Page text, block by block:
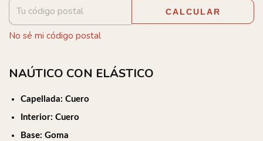
CALCULAR
No sé mi código postal
NAÚTICO CON ELÁSTICO
Capellada: Cuero
Interior: Cuero
Base: Goma